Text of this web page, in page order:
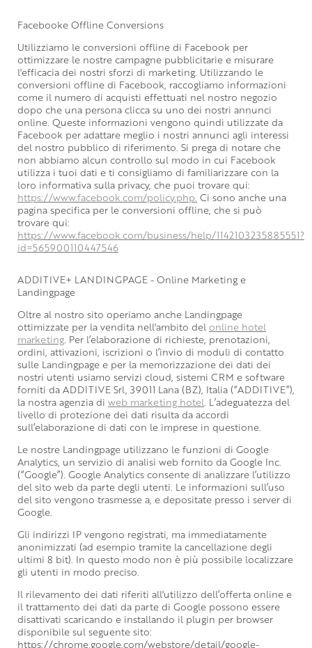
Facebooke Offline Conversions
Utilizziamo le conversioni offline di Facebook per
ottimizzare le nostre campagne pubblicitarie e misurare
l'efficacia dei nostri sforzi di marketing. Utilizzando le
conversioni offline di Facebook, raccogliamo informazioni
come il numero di acquisti effettuati nel nostro negozio
dopo che una persona clicca su uno dei nostri annunci
online. Queste informazioni vengono quindi utilizzate da
Facebook per adattare meglio i nostri annunci agli interessi
del nostro pubblico di riferimento. Si prega di notare che
non abbiamo alcun controllo sul modo in cui Facebook
utilizza i tuoi dati e ti consigliamo di familiarizzare con la
loro informativa sulla privacy, che puoi trovare qui:
https://www.facebook.com/policy.php. Ci sono anche una
pagina specifica per le conversioni offline, che si può
trovare qui:
https://www.facebook.com/business/help/1142103235885551?
id=565900110447546
ADDITIVE+ LANDINGPAGE - Online Marketing e
Landingpage
Oltre al nostro sito operiamo anche Landingpage
ottimizzate per la vendita nell'ambito del online hotel
marketing. Per l’elaborazione di richieste, prenotazioni,
ordini, attivazioni, iscrizioni o l’invio di moduli di contatto
sulle Landingpage e per la memorizzazione dei dati dei
nostri utenti usiamo servizi cloud, sistemi CRM e software
forniti da ADDITIVE Srl, 39011 Lana (BZ), Italia (“ADDITIVE”),
la nostra agenzia di web marketing hotel. L’adeguatezza del
livello di protezione dei dati risulta da accordi
sull’elaborazione di dati con le imprese in questione.
Le nostre Landingpage utilizzano le funzioni di Google
Analytics, un servizio di analisi web fornito da Google Inc.
(“Google”). Google Analytics consente di analizzare l’utilizzo
del sito web da parte degli utenti. Le informazioni sull’uso
del sito vengono trasmesse a, e depositate presso i server di
Google.
Gli indirizzi IP vengono registrati, ma immediatamente
anonimizzati (ad esempio tramite la cancellazione degli
ultimi 8 bit). In questo modo non è più possibile localizzare
gli utenti in modo preciso.
Il rilevamento dei dati riferiti all'utilizzo dell’offerta online e
il trattamento dei dati da parte di Google possono essere
disattivati scaricando e installando il plugin per browser
disponibile sul seguente sito:
https://chrome.google.com/webstore/detail/google-